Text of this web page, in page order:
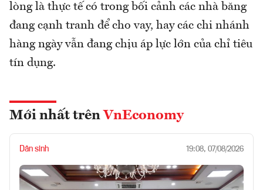
lòng là thực tế có trong bối cảnh các nhà băng
đang cạnh tranh để cho vay, hay các chi nhánh
hàng ngày vẫn đang chịu áp lực lớn của chỉ tiêu
tín dụng.
Mới nhất trên VnEconomy
Dân sinh 19:08, 07/08/2026